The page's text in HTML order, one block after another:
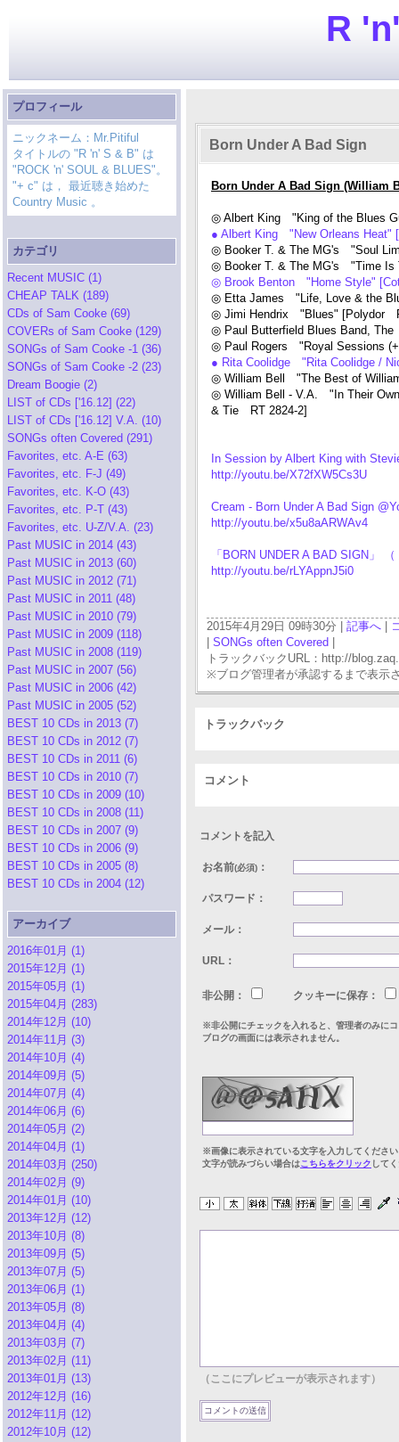
R
プロフィール
ニックネーム：Mr.Pitiful
タイトルの "R 'n' S & B" は
"ROCK 'n' SOUL & BLUES"。
"+ c" は， 最近聴き始めた
Country Music 。
カテゴリ
Recent MUSIC (1)
CHEAP TALK (189)
CDs of Sam Cooke (69)
COVERs of Sam Cooke (129)
SONGs of Sam Cooke -1 (36)
SONGs of Sam Cooke -2 (23)
Dream Boogie (2)
LIST of CDs ['16.12] (22)
LIST of CDs ['16.12] V.A. (10)
SONGs often Covered (291)
Favorites, etc. A-E (63)
Favorites, etc. F-J (49)
Favorites, etc. K-O (43)
Favorites, etc. P-T (43)
Favorites, etc. U-Z/V.A. (23)
Past MUSIC in 2014 (43)
Past MUSIC in 2013 (60)
Past MUSIC in 2012 (71)
Past MUSIC in 2011 (48)
Past MUSIC in 2010 (79)
Past MUSIC in 2009 (118)
Past MUSIC in 2008 (119)
Past MUSIC in 2007 (56)
Past MUSIC in 2006 (42)
Past MUSIC in 2005 (52)
BEST 10 CDs in 2013 (7)
BEST 10 CDs in 2012 (7)
BEST 10 CDs in 2011 (6)
BEST 10 CDs in 2010 (7)
BEST 10 CDs in 2009 (10)
BEST 10 CDs in 2008 (11)
BEST 10 CDs in 2007 (9)
BEST 10 CDs in 2006 (9)
BEST 10 CDs in 2005 (8)
BEST 10 CDs in 2004 (12)
アーカイブ
2016年01月 (1)
2015年12月 (1)
2015年05月 (1)
2015年04月 (283)
2014年12月 (10)
2014年11月 (3)
2014年10月 (4)
2014年09月 (5)
2014年07月 (4)
2014年06月 (6)
2014年05月 (2)
2014年04月 (1)
2014年03月 (250)
2014年02月 (9)
2014年01月 (10)
2013年12月 (12)
2013年10月 (8)
2013年09月 (5)
2013年07月 (5)
2013年06月 (1)
2013年05月 (8)
2013年04月 (4)
2013年03月 (7)
2013年02月 (11)
2013年01月 (13)
2012年12月 (16)
2012年11月 (12)
2012年10月 (12)
Born Under A Bad Sign
Born Under A Bad Sign (William
◎ Albert King "King of the Blues
● Albert King "New Orleans Heat"
◎ Booker T. & The MG's "Soul
◎ Booker T. & The MG's "Time Is
◎ Brook Benton "Home Style"
◎ Etta James "Life, Love & the
◎ Jimi Hendrix "Blues" [Polydor
◎ Paul Butterfield Blues Band,
◎ Paul Rogers "Royal Sessions
● Rita Coolidge "Rita Coolidge /
◎ William Bell "The Best of
◎ William Bell - V.A. "In Their Own
& Tie RT 2824-2]
In Session by Albert King with
http://youtu.be/X72fXW5Cs3U
Cream - Born Under A Bad Sign
http://youtu.be/x5u8aARWAv4
「BORN UNDER A BAD SIGN」
http://youtu.be/rLYAppnJ5i0
2015年4月29日 09時30分 | 記事へ
SONGs often Covered
トラックバックURL：http://
※ブログ管理者が承認するまで表示
トラックバック
コメント
コメントを記入
お名前(必須) ：
パスワード：
メール：
URL：
非公開： クッキーに保存：
※非公開にチェックを入れると、管理者のみに
ブログの画面には表示されません。
※画像に表示されている文字を入力してくださ
文字が読みづらい場合はこちらをクリック して
（ここにプレビューが表示されます）